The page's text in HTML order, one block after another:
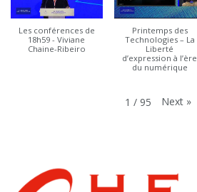
Les conférences de
18h59 - Viviane
Chaine-Ribeiro
Printemps des
Technologies – La
Liberté
d’expression à l’ère
du numérique
1 / 95 Next »